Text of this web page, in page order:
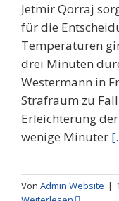
Jetmir Qorraj
für die
Temperaturen
drei Minuten
Westermann in
Strafraum zu
Erleichterung
wenige Minuter
Von Admin Website |